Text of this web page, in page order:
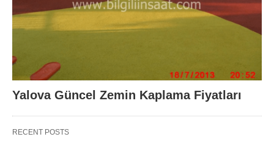
Yalova Güncel Zemin Kaplama Fiyatları
RECENT POSTS